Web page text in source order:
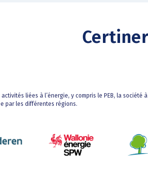
liées à l’énergie, y compris le PEB, la société
par les différentes régions.